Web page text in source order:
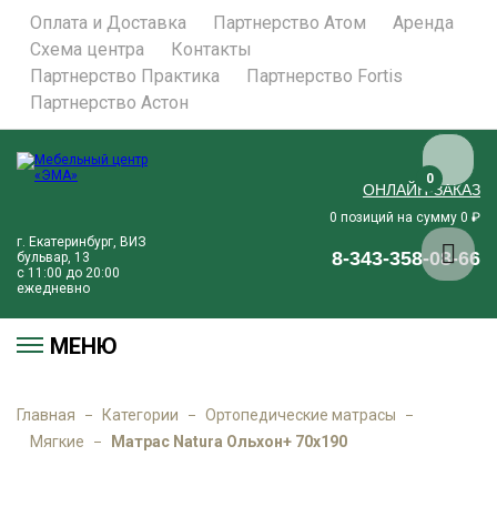
Оплата и Доставка Партнерство Атом
Аренда
Схема центра
Контакты
Партнерство Практика
Партнерство Fortis
Партнерство Астон
г. Екатеринбург, ВИЗ
бульвар, 13
с 11:00 до 20:00
ежедневно
ОНЛАЙН-ЗАКАЗ
0 позиций на сумму 0 ₽
8-343-358-08-66
МЕНЮ
Главная Категории
Ортопедические матрасы
Мягкие
Матрас Natura Ольхон+ 70х190
0